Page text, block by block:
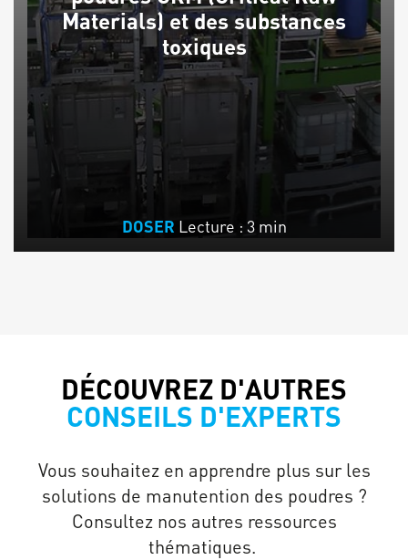
Materials) et des substances
toxiques
DOSER Lecture : 3 min
DÉCOUVREZ D'AUTRES
CONSEILS D'EXPERTS
Vous souhaitez en apprendre plus sur les
solutions de manutention des poudres ?
Consultez nos autres ressources
thématiques.